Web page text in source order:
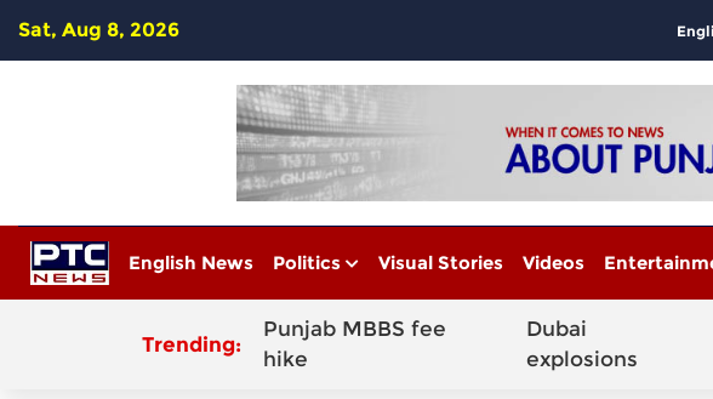
Sat, Aug 8, 2026
English News Politics Visual Stories Videos
Trending:
Punjab MBBS fee
hike
Dubai
explosions